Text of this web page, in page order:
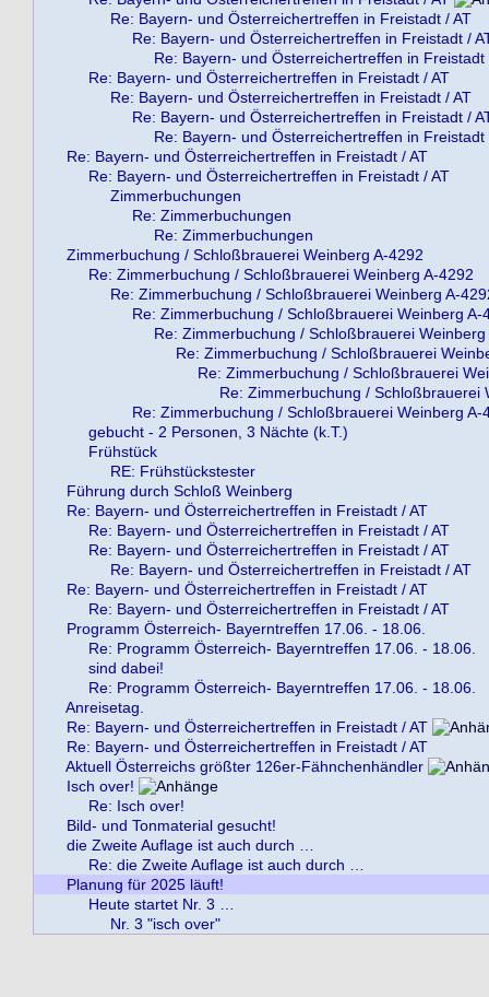
Re: Bayern- und Österreichertreffen in Freistadt / AT
Re: Bayern- und Österreichertreffen in Freistadt /
Re: Bayern- und Österreichertreffen in Freistadt
Re: Bayern- und Österreichertreffen in Freistadt / AT
Re: Bayern- und Österreichertreffen in Freistadt / AT
Re: Bayern- und Österreichertreffen in Freistadt /
Re: Bayern- und Österreichertreffen in Freistadt
Re: Bayern- und Österreichertreffen in Freistadt / AT
Re: Bayern- und Österreichertreffen in Freistadt / AT
Zimmerbuchungen
Re: Zimmerbuchungen
Re: Zimmerbuchungen
Zimmerbuchung / Schloßbrauerei Weinberg A-4292
Re: Zimmerbuchung / Schloßbrauerei Weinberg A-4292
Re: Zimmerbuchung / Schloßbrauerei Weinberg A-
Re: Zimmerbuchung / Schloßbrauerei Weinberg A-
Re: Zimmerbuchung / Schloßbrauerei Weinberg
Re: Zimmerbuchung / Schloßbrauerei
Re: Zimmerbuchung / Schloßbrauerei
Re: Zimmerbuchung / Schloßbrauerei
Re: Zimmerbuchung / Schloßbrauerei Weinberg A-
gebucht - 2 Personen, 3 Nächte (k.T.)
Frühstück
RE: Frühstückstester
Führung durch Schloß Weinberg
Re: Bayern- und Österreichertreffen in Freistadt / AT
Re: Bayern- und Österreichertreffen in Freistadt / AT
Re: Bayern- und Österreichertreffen in Freistadt / AT
Re: Bayern- und Österreichertreffen in Freistadt / AT
Re: Bayern- und Österreichertreffen in Freistadt / AT
Re: Bayern- und Österreichertreffen in Freistadt / AT
Programm Österreich- Bayerntreffen 17.06. - 18.06.
Re: Programm Österreich- Bayerntreffen 17.06. - 18.06.
sind dabei!
Re: Programm Österreich- Bayerntreffen 17.06. - 18.06.
Anreisetag.
Re: Bayern- und Österreichertreffen in Freistadt / AT
Re: Bayern- und Österreichertreffen in Freistadt / AT
Aktuell Österreichs größter 126er-Fähnchenhändler
Isch over!
Re: Isch over!
Bild- und Tonmaterial gesucht!
die Zweite Auflage ist auch durch …
Re: die Zweite Auflage ist auch durch …
Planung für 2025 läuft!
Heute startet Nr. 3 …
Nr. 3 "isch over"